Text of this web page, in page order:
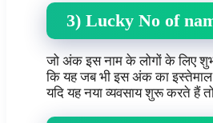
3) Lucky No of
जो अंक इस नाम के लोगों के लिए
कि यह जब भी इस अंक का इस्तेमाल
यदि यह नया व्यवसाय शुरू करते हैं